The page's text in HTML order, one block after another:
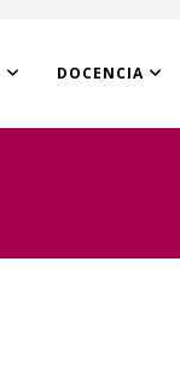
DOCENCIA